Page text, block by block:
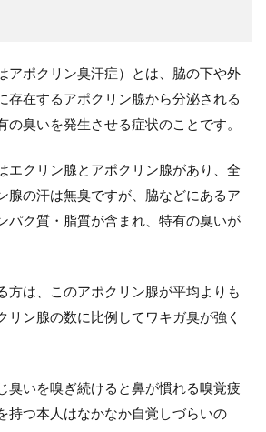
アポクリン臭汗症）とは、脇の下や外
存在するアポクリン腺から分泌される
の臭いを発生させる症状のことです。
エクリン腺とアポクリン腺があり、全
腺の汗は無臭ですが、脇などにあるア
パク質・脂質が含まれ、特有の臭いが
方は、このアポクリン腺が平均よりも
リン腺の数に比例してワキガ臭が強く
臭いを嗅ぎ続けると鼻が慣れる嗅覚疲
持つ本人はなかなか自覚しづらいの